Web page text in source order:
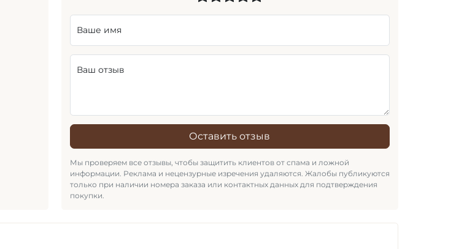
Ваше имя
Ваш отзыв
Оставить отзыв
Мы проверяем все отзывы, чтобы защитить клиентов от спама и ложной
информации. Реклама и нецензурные изречения удаляются. Жалобы публикуются
только при наличии номера заказа или контактных данных для подтверждения
покупки.